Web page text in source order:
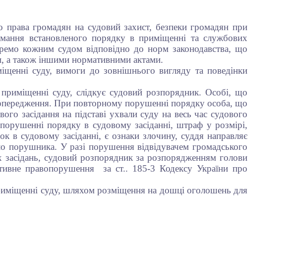
права громадян на судовий захист, безпеки громадян при
встановленого порядку в приміщенні та службових
кожним судом відповідно до норм законодавства, що
а також іншими нормативними актами.
суду, вимоги до зовнішнього вигляду та поведінки
суду, слідкує судовий розпорядник. Особі, що
При повторному порушенні порядку особа, що
засідання на підставі ухвали суду на весь час судового
порядку в судовому засіданні, штраф у розмірі,
судовому засіданні, є ознаки злочину, суддя направляє
порушника. У разі порушення відвідувачем громадського
судовий розпорядник за розпорядженням голови
правопорушення за ст.. 185-3 Кодексу України про
суду, шляхом розміщення на дошці оголошень для